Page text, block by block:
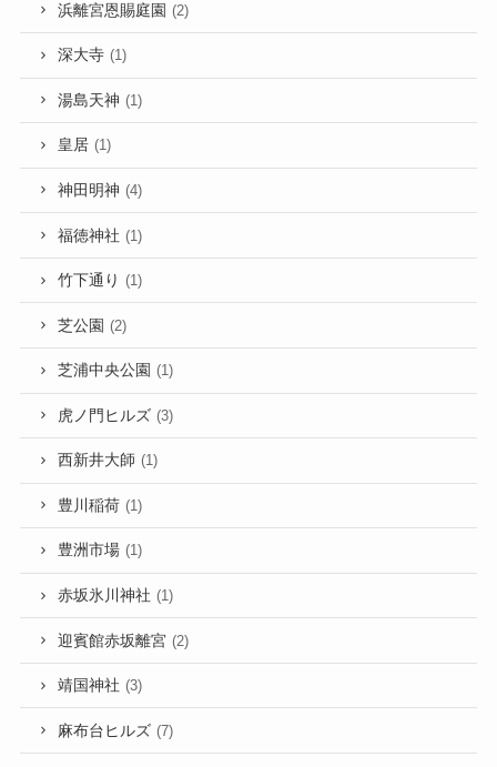
浜離宮恩賜庭園 (2)
深大寺 (1)
湯島天神 (1)
皇居 (1)
神田明神 (4)
福徳神社 (1)
竹下通り (1)
芝公園 (2)
芝浦中央公園 (1)
虎ノ門ヒルズ (3)
西新井大師 (1)
豊川稲荷 (1)
豊洲市場 (1)
赤坂氷川神社 (1)
迎賓館赤坂離宮 (2)
靖国神社 (3)
麻布台ヒルズ (7)